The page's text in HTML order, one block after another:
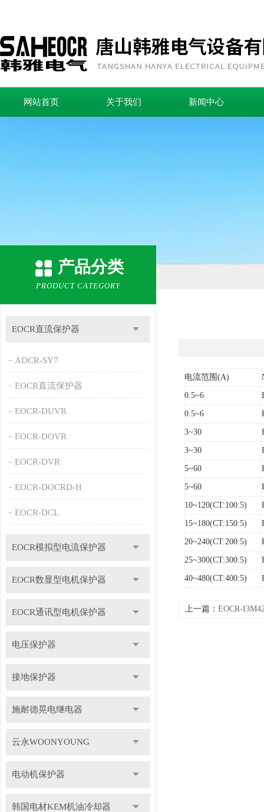
网站首页 关于我们 新闻中心
产品分类
PRODUCT CATEGORY
EOCR直流保护器
ADCR-SY7
EOCR直流保护器
EOCR-DUVR
EOCR-DOVR
EOCR-DVR
EOCR-DOCRD-H
EOCR-DCL
EOCR模拟型电流保护器
EOCR数显型电机保护器
EOCR通讯型电机保护器
电压保护器
接地保护器
施耐德晃电继电器
云永WOONYOUNG
电动机保护器
韩国电材KEM机油冷却器
电流范围(A)
0.5~6
0.5~6
3~30
3~30
5~60
5~60
10~120(CT:100:5)
15~180(CT:150:5)
20~240(CT:200:5)
25~300(CT:300:5)
40~480(CT:400:5)
上一篇： EOCR-